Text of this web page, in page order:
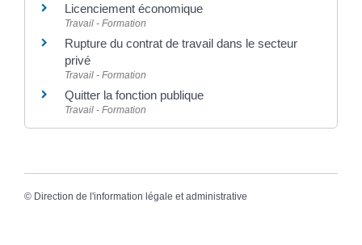
Licenciement économique
Travail - Formation
Rupture du contrat de travail dans le secteur
privé
Travail - Formation
Quitter la fonction publique
Travail - Formation
© Direction de l'information légale et administrative